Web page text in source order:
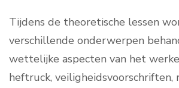
Tijdens de theoretische lessen
verschillende onderwerpen
wettelijke aspecten van het
heftruck, veiligheidsvoorschriften,